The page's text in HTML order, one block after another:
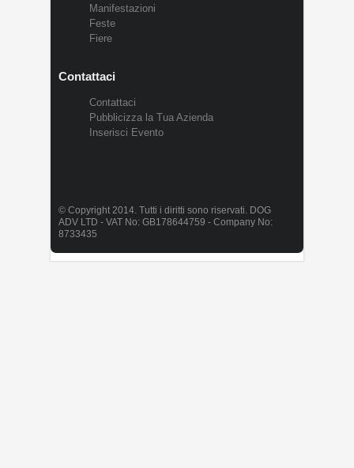
Manifestazioni
Feste
Fiere
Contattaci
Contattaci
Pubblicizza la Tua Azienda
Inserisci Evento
© Copyright 2014. Tutti i diritti sono riservati. DOG
ADV LTD - VAT No: GB178644759 - Company No:
8733435